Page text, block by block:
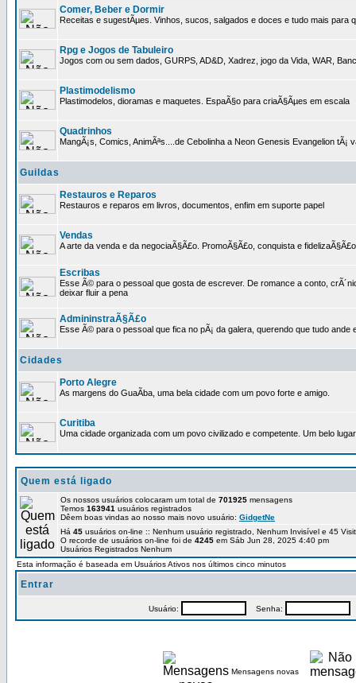
Comer, Beber e Dormir
Receitas e sugestÃµes. Vinhos, sucos, salgados e doces e tudo mais para
Rpg e Jogos de Tabuleiro
Jogos com ou sem dados, GURPS, AD&D, Xadrez, jogo da Vida, WAR,
Plastimodelismo
Plastimodelos, dioramas e maquetes. EspaÃ§o para criaÃ§Ãµes em escala
Quadrinhos
MangÃ¡s, Comics, AnimÃªs....de Cebolinha a Neon Genesis Evangelion tÃ¡
Guildas
Restauros e Reparos
Restauros e reparos em livros, documentos, enfim em suporte papel
Vendas
A arte da venda e da negociaÃ§Ã£o. PromoÃ§Ã£o, conquista e
Escribas
Esse Ã© para o pessoal que gosta de escrever. De romance a conto,
deixar fluir a pena
AdmininstraÃ§Ã£o
Esse Ã© para o pessoal que fica no pÃ¡ da galera, querendo que tudo ande
Cidades
Porto Alegre
As margens do GuaÃ­ba, uma bela cidade com um povo forte e amigo.
Curitiba
Uma cidade organizada com um povo civilizado e competente. Um belo
Quem está ligado
Os nossos usuários colocaram um total de 701925 mensagens
Temos 163941 usuários registrados
Dêem boas vindas ao nosso mais novo usuário: GidgetNe
Há 45 usuários on-line :: Nenhum usuário registrado, Nenhum Invisível e 45
O recorde de usuários on-line foi de 4245 em Sáb Jun 28, 2025 4:40 pm
Usuários Registrados Nenhum
Esta informação é baseada em Usuários Ativos nos últimos cinco minutos
Entrar
Usuário: Senha:
Mensagens novas